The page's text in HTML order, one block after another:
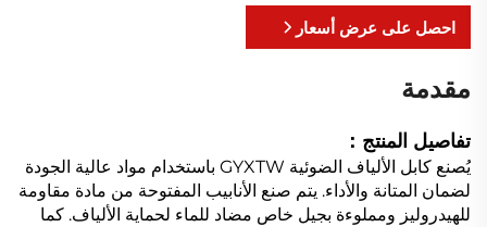
احصل على عرض أسعار
مقدمة
تفاصيل المنتج：
يُصنع كابل الألياف الضوئية GYXTW باستخدام مواد عالية الجودة
لضمان المتانة والأداء. يتم صنع الأنابيب المفتوحة من مادة مقاومة
للهيدروليز ومملوءة بجيل خاص مضاد للماء لحماية الألياف. كما